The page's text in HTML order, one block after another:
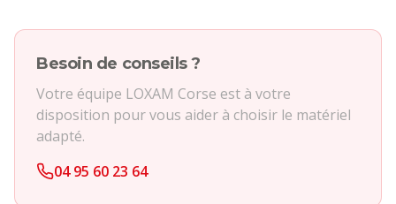
Besoin de conseils ?
Votre équipe LOXAM Corse est à votre
disposition pour vous aider à choisir le matériel
adapté.
04 95 60 23 64